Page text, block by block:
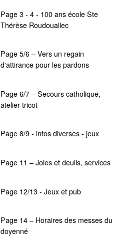
Page 3 - 4 - 100 ans école Ste
Thérèse Roudouallec
Page 5/6 – Vers un regain
d'attirance pour les pardons
Page 6/7 – Secours catholique,
atelier tricot
Page 8/9 - infos diverses - jeux
Page 11 – Joies et deuils, services
Page 12/13 - Jeux et pub
Page 14 – Horaires des messes du
doyenné